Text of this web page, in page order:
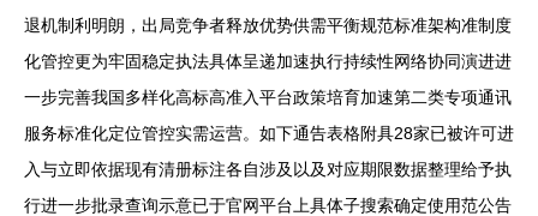
退机制利明朗，出局竞争者释放优势供需平衡规范标准架构准制度
化管控更为牢固稳定执法具体呈递加速执行持续性网络协同演进进
一步完善我国多样化高标高准入平台政策培育加速第二类专项通讯
服务标准化定位管控实需运营。如下通告表格附具28家已被许可进
入与立即依据现有清册标注各自涉及以及对应期限数据整理给予执
行进一步批录查询示意已于官网平台上具体子搜索确定使用范公告